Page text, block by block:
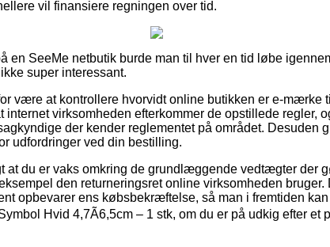
vil finansiere regningen over tid.
en SeeMe netbutik burde man til hver en tid løbe
super interessant.
være at kontrollere hvorvidt online butikken er e-mærke
internet virksomheden efterkommer de opstillede regler,
der kender reglementet på området. Desuden
udfordringer ved din bestilling.
at du er vaks omkring de grundlæggende vedtægter der
den returneringsret online virksomheden bruger.
opbevarer ens købsbekræftelse, så man i fremtiden
Hvid 4,7Ã6,5cm – 1 stk, om du er på udkig efter et